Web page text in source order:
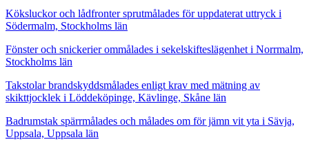
Köksluckor och lådfronter sprutmålades för uppdaterat uttryck i
Södermalm, Stockholms län
Fönster och snickerier ommålades i sekelskifteslägenhet i Norrmalm,
Stockholms län
Takstolar brandskyddsmålades enligt krav med mätning av
skikttjocklek i Löddeköpinge, Kävlinge, Skåne län
Badrumstak spärrmålades och målades om för jämn vit yta i Sävja,
Uppsala, Uppsala län